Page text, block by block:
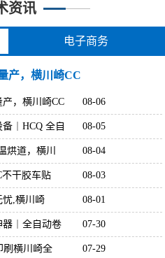
资讯
电子商务
，横川崎CC 08-06
｜HCQ 全自 08-05
烘道，横川 08-04
干胶车贴 08-03
忧,横川崎 08-01
｜全自动卷 07-30
刷横川崎全 07-29
签的防伪效果
的核心，是**聚焦防伪特性（如光
程管控**，通过锁定防伪材料性
测防伪特征，确保每一张标签的防
供
墨（如光变油
伪标签的一致
能印哪些产品
丝印机广泛用于PET、PVC 、转印
热膜、花纸、薄膜、铭板、柔性线
薄膜开关、商标镭射、刮